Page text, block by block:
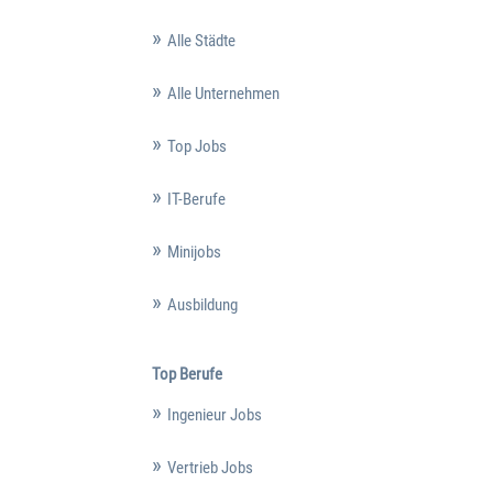
Alle Städte
Alle Unternehmen
Top Jobs
IT-Berufe
Minijobs
Ausbildung
Top Berufe
Ingenieur Jobs
Vertrieb Jobs